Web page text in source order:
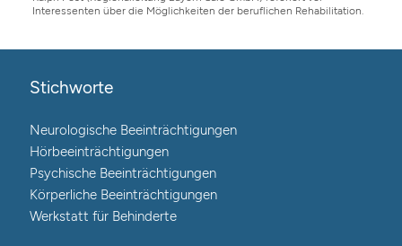
Interessenten über die Möglichkeiten der beruflichen Rehabilitation.
Stichworte
Neurologische Beeinträchtigungen
Hörbeeinträchtigungen
Psychische Beeinträchtigungen
Körperliche Beeinträchtigungen
Werkstatt für Behinderte